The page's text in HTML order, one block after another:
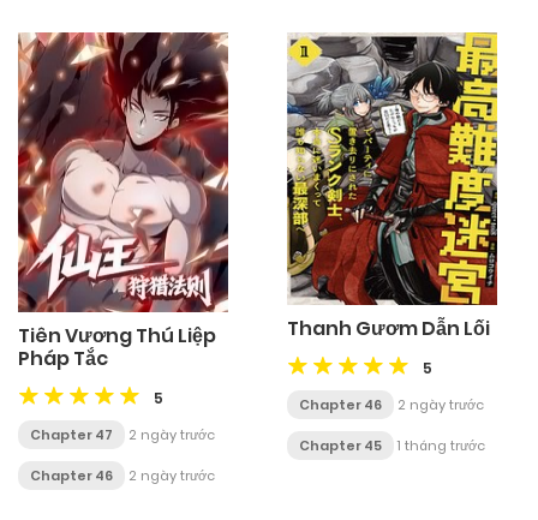
Tiên Vương Thú Liệp
Pháp Tắc
5
Chapter 47 2 ngày trước
Chapter 46 2 ngày trước
Thanh Gươm Dẫn Lối
5
Chapter 46 2 ngày trước
Chapter 45 1 tháng trước